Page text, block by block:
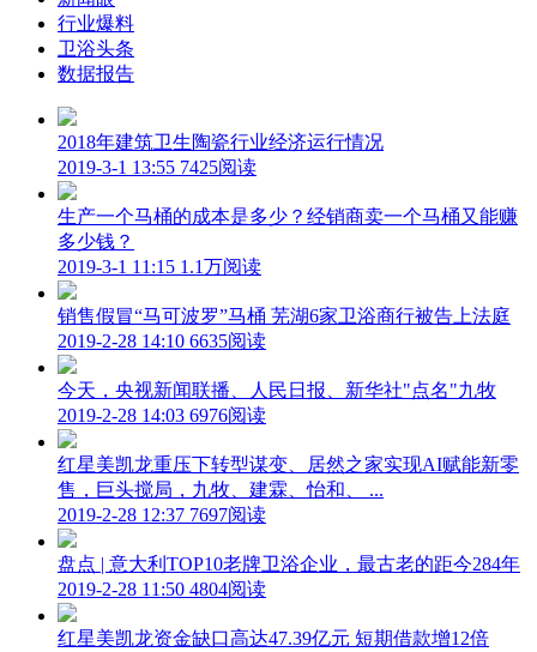
行业爆料
卫浴头条
数据报告
2018年建筑卫生陶瓷行业经济运行情况
2019-3-1 13:55 7425阅读
生产一个马桶的成本是多少？经销商卖一个马桶又能赚
多少钱？
2019-3-1 11:15 1.1万阅读
销售假冒“马可波罗”马桶 芜湖6家卫浴商行被告上法庭
2019-2-28 14:10 6635阅读
今天，央视新闻联播、人民日报、新华社"点名"九牧
2019-2-28 14:03 6976阅读
红星美凯龙重压下转型谋变、居然之家实现AI赋能新零
售，巨头搅局，九牧、建霖、怡和、 ...
2019-2-28 12:37 7697阅读
盘点 | 意大利TOP10老牌卫浴企业，最古老的距今284年
2019-2-28 11:50 4804阅读
红星美凯龙资金缺口高达47.39亿元 短期借款增12倍